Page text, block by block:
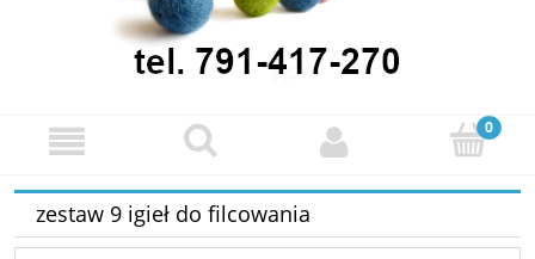
zestaw 9 igieł do filcowania